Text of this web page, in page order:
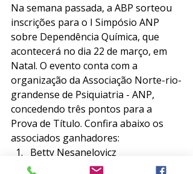
Na semana passada, a ABP sorteou
inscrições para o I Simpósio ANP
sobre Dependência Química, que
acontecerá no dia 22 de março, em
Natal. O evento conta com a
organização da Associação Norte-rio-
grandense de Psiquiatria - ANP,
concedendo três pontos para a
Prova de Título. Confira abaixo os
associados ganhadores:
Betty Nesanelovicz
Camilla de Faria Ferrão